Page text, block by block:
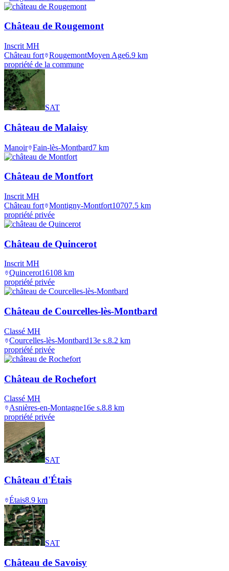
Château de Rougemont
Inscrit MH
Château fort RougemontMoyen Age6.9 km
propriété de la commune
SAT
Château de Malaisy
Manoir Fain-lès-Montbard7 km
Château de Montfort
Inscrit MH
Château fort Montigny-Montfort10707.5 km
propriété privée
Château de Quincerot
Inscrit MH
Quincerot16108 km
propriété privée
Château de Courcelles-lès-Montbard
Classé MH
Courcelles-lès-Montbard13e s.8.2 km
propriété privée
Château de Rochefort
Classé MH
Asnières-en-Montagne16e s.8.8 km
propriété privée
SAT
Château d'Étais
Étais8.9 km
SAT
Château de Savoisy